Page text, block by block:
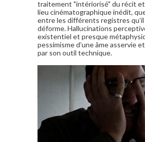
traitement "intériorisé" du récit
lieu cinématographique inédit,
entre les différents registres qu’il
déforme. Hallucinations
existentiel et presque
pessimisme d’une âme asservie
par son outil technique.